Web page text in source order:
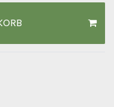
teilen
teilen
Pinterest teilen
auf WhatsApp teilen